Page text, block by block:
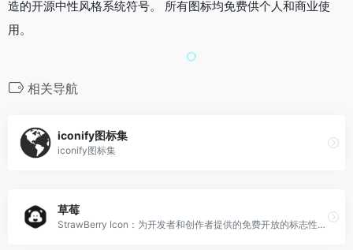
造的开源中性风格系统符号。 所有图标均免费供个人和商业使
用。
相关导航
iconify图标集
iconify图标集
草莓
StrawBerry Icon：为开发者和创作者提供的免费开放的标志性字体库